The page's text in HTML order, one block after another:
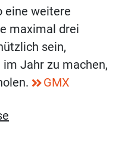
eine weitere
maximal drei
sein,
Jahr zu machen,
GMX